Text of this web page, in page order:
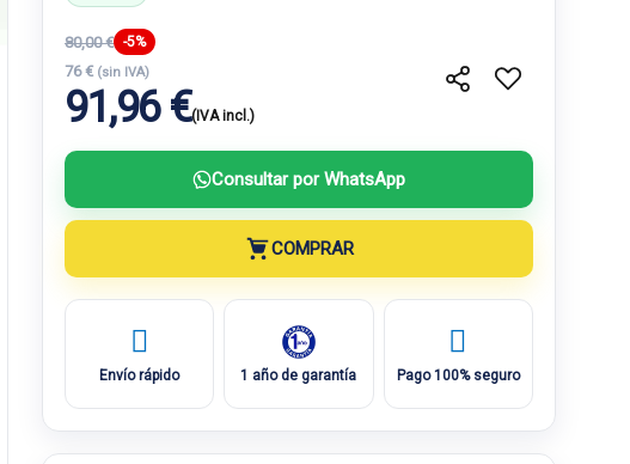
80,00 € -5%
76 € (sin IVA)
91,96 €(IVA incl.)
Consultar por WhatsApp
COMPRAR
Envío rápido 1 año de garantía Pago 100% seguro